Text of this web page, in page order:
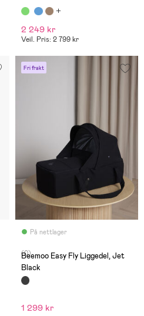
2 249 kr
Veil. Pris: 2 799 kr
Fri frakt
På nettlager
(0)
Beemoo Easy Fly Liggedel, Jet
Black
1 299 kr